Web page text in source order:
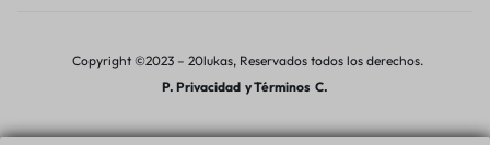
Copyright ©2023 – 20lukas, Reservados todos los derechos.
P. Privacidad yTérminos C.